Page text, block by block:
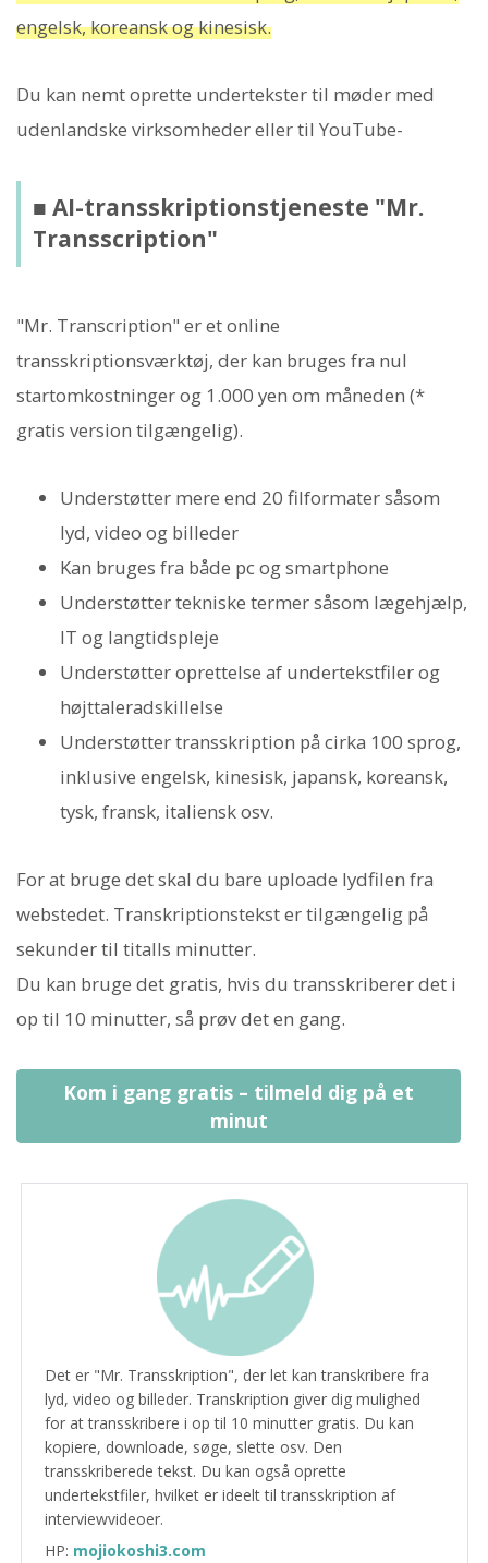
engelsk, koreansk og kinesisk.
Du kan nemt oprette undertekster til møder med
udenlandske virksomheder eller til YouTube-
■ AI-transskriptionstjeneste "Mr.
Transscription"
"Mr. Transcription" er et online
transskriptionsværktøj, der kan bruges fra nul
startomkostninger og 1.000 yen om måneden (*
gratis version tilgængelig).
Understøtter mere end 20 filformater såsom
lyd, video og billeder
Kan bruges fra både pc og smartphone
Understøtter tekniske termer såsom lægehjælp,
IT og langtidspleje
Understøtter oprettelse af undertekstfiler og
højttaleradskillelse
Understøtter transskription på cirka 100 sprog,
inklusive engelsk, kinesisk, japansk, koreansk,
tysk, fransk, italiensk osv.
For at bruge det skal du bare uploade lydfilen fra
webstedet. Transkriptionstekst er tilgængelig på
sekunder til titalls minutter.
Du kan bruge det gratis, hvis du transskriberer det i
op til 10 minutter, så prøv det en gang.
Kom i gang gratis – tilmeld dig på et
minut
Det er "Mr. Transskription", der let kan transkribere fra
lyd, video og billeder. Transkription giver dig mulighed
for at transskribere i op til 10 minutter gratis. Du kan
kopiere, downloade, søge, slette osv. Den
transskriberede tekst. Du kan også oprette
undertekstfiler, hvilket er ideelt til transskription af
interviewvideoer.
HP: mojiokoshi3.com